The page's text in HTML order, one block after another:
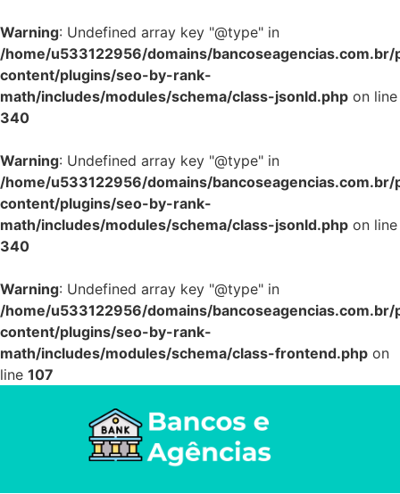
Warning: Undefined array key "@type" in
/home/u533122956/domains/
content/plugins/seo-by-rank-
math/includes/modules/schema/class-jsonld.php on line
340
Warning: Undefined array key "@type" in
/home/u533122956/domains/
content/plugins/seo-by-rank-
math/includes/modules/schema/class-jsonld.php on line
340
Warning: Undefined array key "@type" in
/home/u533122956/domains/
content/plugins/seo-by-rank-
math/includes/modules/schema/class-frontend.php on
line 107